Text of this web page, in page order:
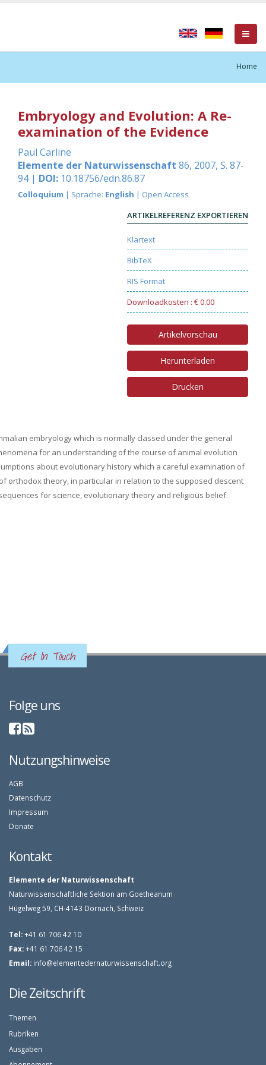
Home
Embryology and Evolution: A Re-
examination of the Evidence
Paul Carline
Elemente der Naturwissenschaft 86, 2007, S. 87-
94 | DOI: 10.18756/edn.86.87
Colloquium | Sprache: English | Open Access
ARTIKELREFERENZ EXPORTIEREN
Klartext
BibTeX
RIS Format
Downloadkosten : € 0.00
Artikelvorschau
Herunterladen
Drucken
embryology which is normally classed under the general
for an understanding of the course of animal evolution
about evolutionary history which a careful examination of
orthodox theory, in particular in relation to the supposed descent
for science, evolutionary theory and religious belief.
Get In Touch
Folge uns
Nutzungshinweise
AGB
Datenschutz
Impressum
Donate
Kontakt
Elemente der Naturwissenschaft
Naturwissenschaftliche Sektion am Goetheanum
Hügelweg 59, CH-4143 Dornach, Schweiz
Tel:+41 61 706 42 10
Fax:+41 61 706 42 15
Email: info@elementedernaturwissenschaft.org
Die Zeitschrift
Themen
Rubriken
Ausgaben